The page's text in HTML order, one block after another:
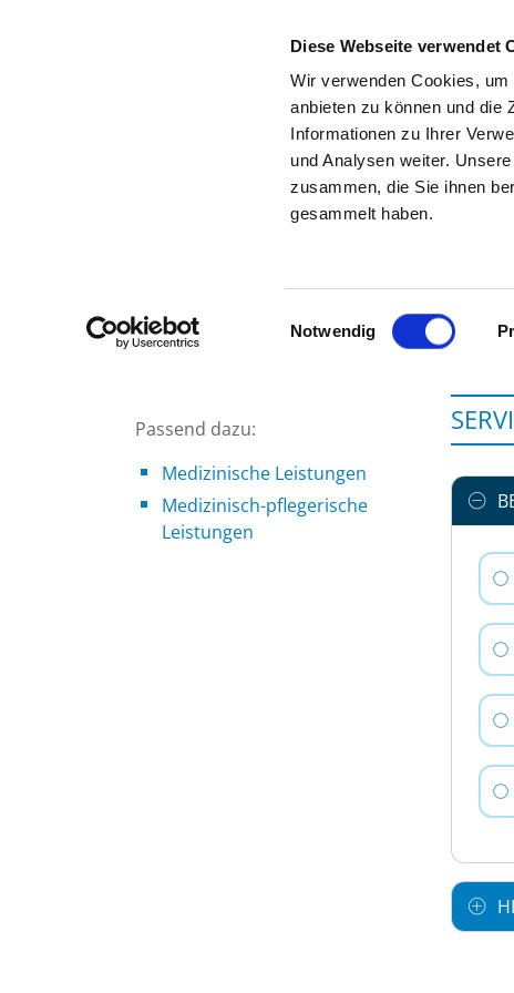
Diese Webseite verwendet
Wir verwenden Cookies,
anbieten zu können und die
Informationen zu Ihrer
und Analysen weiter.
zusammen, die Sie ihnen
gesammelt haben.
Einwilligungsauswahl
Notwendig
Zur Krankenhaus-Startseite
Passend dazu:
Medizinische Leistungen
Medizinisch-pflegerische
Leistungen